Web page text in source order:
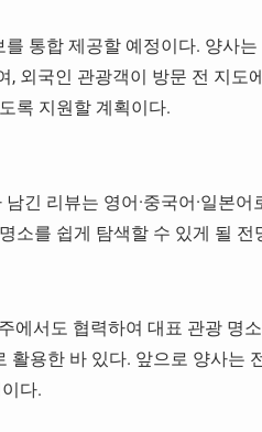
통합 제공할 예정이다. 양사
외국인 관광객이 방문 전 지도
록 지원할 계획이다.
남긴 리뷰는 영어·중국어·일본
소를 쉽게 탐색할 수 있게 될 전
에서도 협력하여 대표 관광 명
활용한 바 있다. 앞으로 양사는
다.